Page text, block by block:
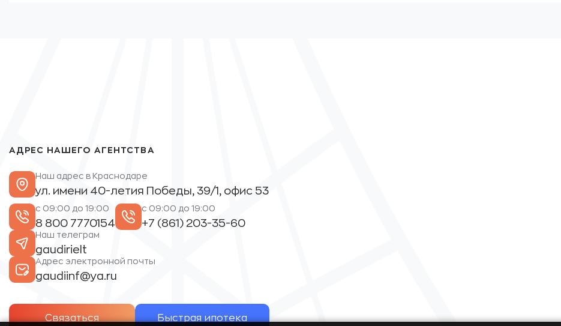
АДРЕС НАШЕГО АГЕНТСТВА
Наш адрес в Краснодаре
ул. имени 40-летия Победы, 39/1, офис 53
с 09:00 до 19:00
8 800 7770154
с 09:00 до 19:00
+7 (861) 203-35-60
Наш телеграм
gaudirielt
Адрес электронной почты
gaudiinf@ya.ru
Связаться Быстрая ипотека